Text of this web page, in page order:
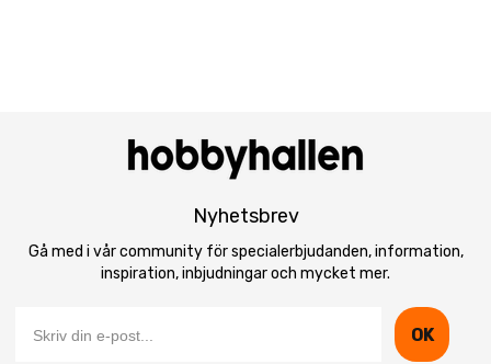
Nyhetsbrev
Gå med i vår community för specialerbjudanden, information,
inspiration, inbjudningar och mycket mer.
OK